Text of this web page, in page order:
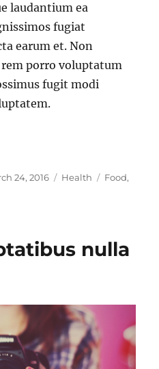
laudantium ea
fugiat
earum et. Non
porro voluptatum
fugit modi
ducimus ut.”
24, 2016 Categories
Health Tags
Food,
nulla